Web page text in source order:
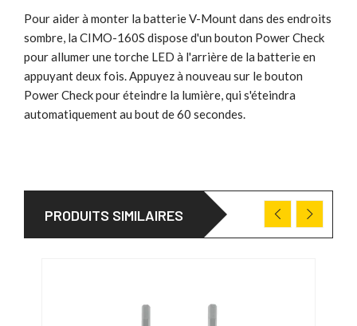
Pour aider à monter la batterie V-Mount dans des endroits
sombre, la CIMO-160S dispose d'un bouton Power Check
pour allumer une torche LED à l'arrière de la batterie en
appuyant deux fois. Appuyez à nouveau sur le bouton
Power Check pour éteindre la lumière, qui s'éteindra
automatiquement au bout de 60 secondes.
PRODUITS SIMILAIRES